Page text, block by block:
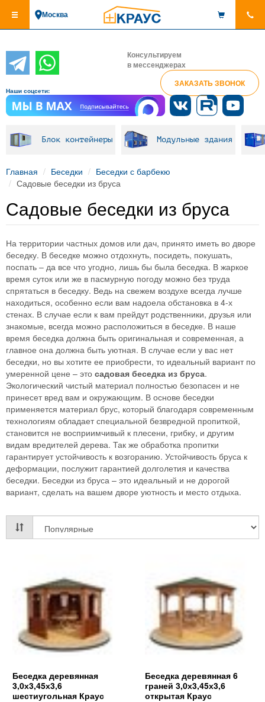
основному
Москва
Консультируем
в мессенджерах
ЗАКАЗАТЬ ЗВОНОК
Наши соцсети:
Блок контейнеры Модульные здания
Главная Беседки
Беседки с барбекю
Садовые беседки из бруса
Садовые беседки из бруса
На территории частных домов или дач, принято иметь во дворе
беседку. В беседке можно отдохнуть, посидеть, покушать,
поспать – да все что угодно, лишь бы была беседка. В жаркое
время суток или же в пасмурную погоду можно без труда
спрятаться в беседку. Ведь на свежем воздухе всегда лучше
находиться, особенно если вам надоела обстановка в 4-х
стенах. В случае если к вам прейдут родственники, друзья или
знакомые, всегда можно расположиться в беседке. В наше
время беседка должна быть оригинальная и современная, а
главное она должна быть уютная. В случае если у вас нет
беседки, но вы хотите ее приобрести, то идеальный вариант по
умеренной цене – это садовая беседка из бруса.
Экологический чистый материал полностью безопасен и не
принесет вред вам и окружающим. В основе беседки
применяется материал брус, который благодаря современным
технологиям обладает специальной безвредной пропиткой,
становится не восприимчивый к плесени, грибку, и другим
видам вредителей дерева. Так же обработка пропитки
гарантирует устойчивость к возгоранию. Устойчивость бруса к
деформации, послужит гарантией долголетия и качества
беседки. Беседки из бруса – это идеальный и не дорогой
вариант, сделать на вашем дворе уютность и место отдыха.
Беседка деревянная
3,0х3,45х3,6
шестиугольная Краус
Беседка деревянная 6
граней 3,0х3,45х3,6
открытая Краус